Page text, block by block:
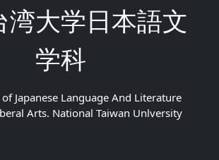
湾大学日本語文
学科
Japanese Language And Literature
Arts. National Taiwan Unlversity